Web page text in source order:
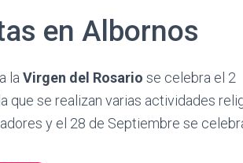
en Albornos
la Virgen del Rosario se celebra el 2
que se realizan varias actividades
y el 28 de Septiembre se